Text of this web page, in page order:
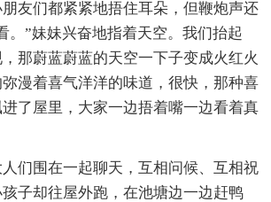
友们都紧紧地捂住耳朵，但鞭炮声还
。”妹妹兴奋地指着天空。我们抬起
那蔚蓝蔚蓝的天空一下子变成火红火
漫着喜气洋洋的味道，很快，那种喜
了屋里，大家一边捂着嘴一边看着真
们围在一起聊天，互相问候、互相祝
子却往屋外跑，在池塘边一边赶鸭